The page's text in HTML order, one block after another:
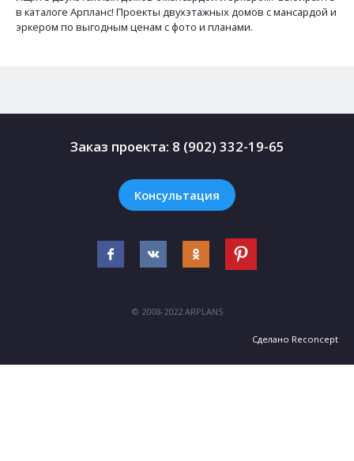
в каталоге Арпланс! Проекты двухэтажных домов с мансардой и
эркером по выгодным ценам с фото и планами.
Заказ проекта: 8 (902) 332-19-65
Консультация
© 2008-2022 ARPLANS
Сделано Reconcept